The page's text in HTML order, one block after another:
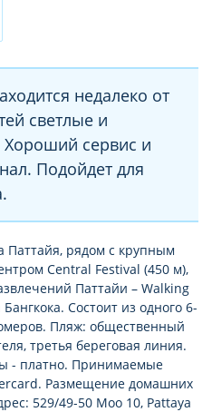
недалеко от
светлые и
сервис и
Подойдет для
Паттайя, рядом с крупным
Central Festival (450 м),
Паттайи – Walking
Состоит из одного 6-
Пляж: общественный
третья береговая линия.
- платно. Принимаемые
Размещение домашних
529/49-50 Moo 10, Pattaya